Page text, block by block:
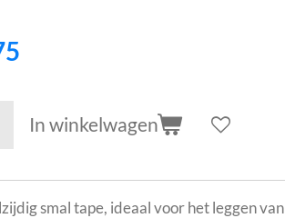
In winkelwagen
smal tape, ideaal voor het leggen van